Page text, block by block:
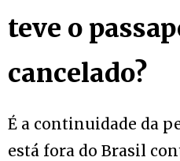
teve o
cancelado?
É a continuidade da
está fora do Brasil